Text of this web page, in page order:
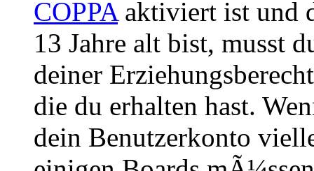
COPPAaktiviert ist und
13 Jahre alt bist, musst
deiner
die du erhalten hast.
dein Benutzerkonto